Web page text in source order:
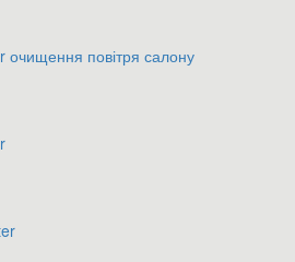
очищення повітря салону